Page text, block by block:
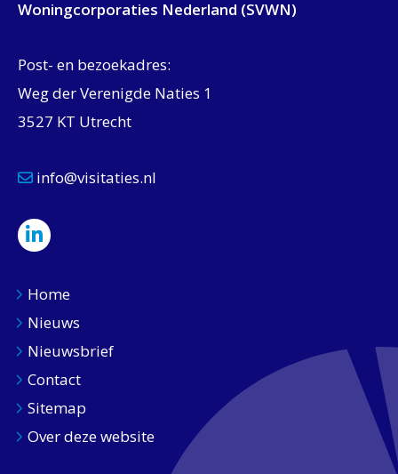
Woningcorporaties Nederland (SVWN)
Post- en bezoekadres:
Weg der Verenigde Naties 1
3527 KT Utrecht
info@visitaties.nl
Home
Nieuws
Nieuwsbrief
Contact
Sitemap
Over deze website